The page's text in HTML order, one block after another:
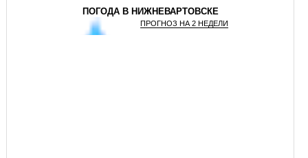
ПОГОДА В НИЖНЕВАРТОВСКЕ
ПРОГНОЗ НА 2 НЕДЕЛИ